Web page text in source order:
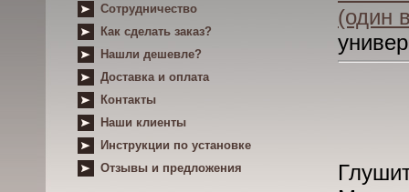
Сотрудничество
Как сделать заказ?
Нашли дешевле?
Доставка и оплата
Контакты
Наши клиенты
Инструкции по установке
Отзывы и предложения
(один